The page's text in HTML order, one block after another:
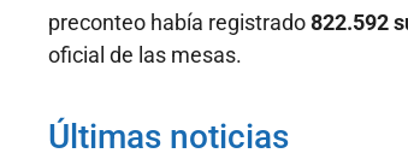
preconteo había registrado822.592
oficial de las mesas.
Últimas noticias